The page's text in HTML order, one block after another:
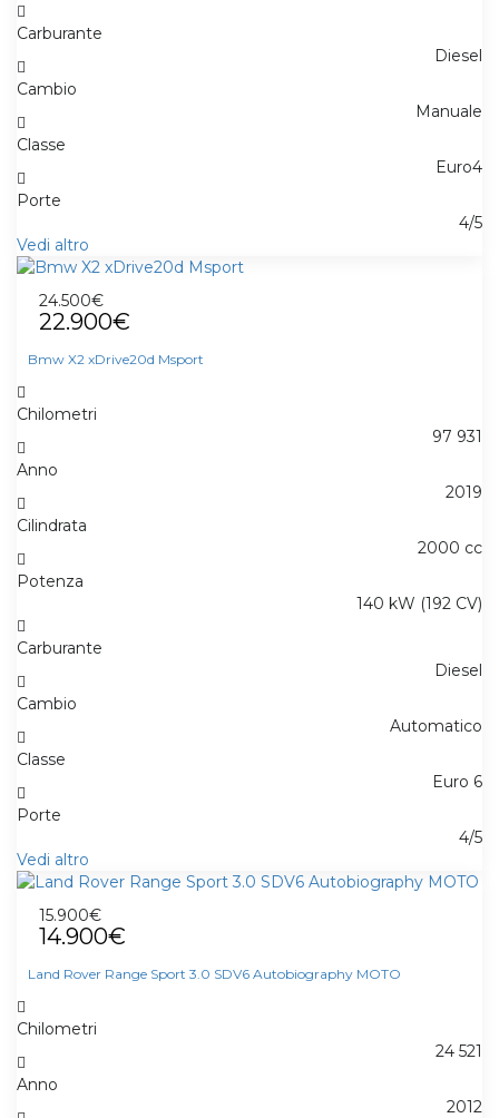
Carburante
Diesel
Cambio
Manuale
Classe
Euro4
Porte
4/5
Vedi altro
24.500€
22.900€
Bmw X2 xDrive20d Msport
Chilometri
97 931
Anno
2019
Cilindrata
2000 cc
Potenza
140 kW (192 CV)
Carburante
Diesel
Cambio
Automatico
Classe
Euro 6
Porte
4/5
Vedi altro
15.900€
14.900€
Land Rover Range Sport 3.0 SDV6 Autobiography MOTO
Chilometri
24 521
Anno
2012